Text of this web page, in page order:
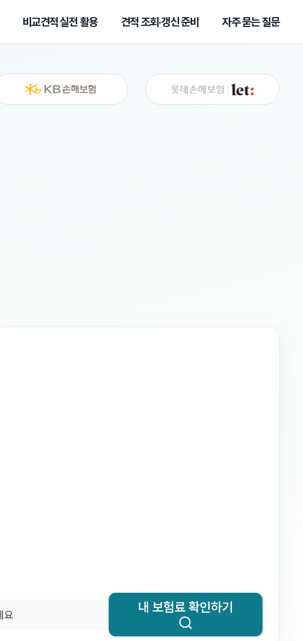
비교견적 실전 활용 견적 조회·갱신 준비 자주 묻는 질문
내 보험료 확인하기